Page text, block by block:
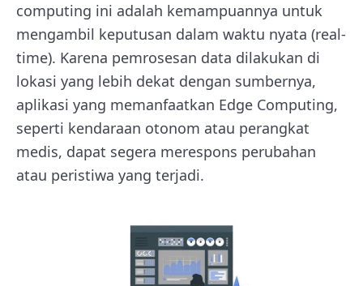
computing ini adalah kemampuannya untuk
mengambil keputusan dalam waktu nyata (real-
time). Karena pemrosesan data dilakukan di
lokasi yang lebih dekat dengan sumbernya,
aplikasi yang memanfaatkan Edge Computing,
seperti kendaraan otonom atau perangkat
medis, dapat segera merespons perubahan
atau peristiwa yang terjadi.